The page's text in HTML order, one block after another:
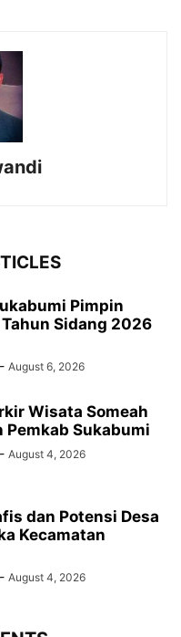
Pimpin
Tahun Sidang 2026
- August 6, 2026
Wisata Someah
Pemkab Sukabumi
- August 4, 2026
dan Potensi Desa
Kecamatan
- August 4, 2026